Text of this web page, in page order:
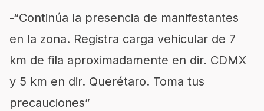
-“Continúa la presencia de manifestantes
en la zona. Registra carga vehicular de 7
km de fila aproximadamente en dir. CDMX
y 5 km en dir. Querétaro. Toma tus
precauciones”